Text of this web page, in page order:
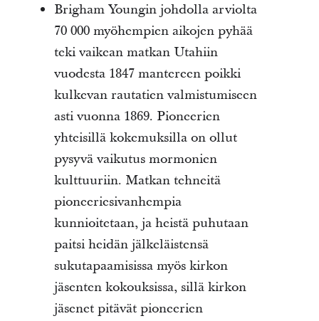
Brigham Youngin johdolla arviolta
70 000 myöhempien aikojen pyhää
teki vaikean matkan Utahiin
vuodesta 1847 mantereen poikki
kulkevan rautatien valmistumiseen
asti vuonna 1869. Pioneerien
yhteisillä kokemuksilla on ollut
pysyvä vaikutus mormonien
kulttuuriin. Matkan tehneitä
pioneeriesivanhempia
kunnioitetaan, ja heistä puhutaan
paitsi heidän jälkeläistensä
sukutapaamisissa myös kirkon
jäsenten kokouksissa, sillä kirkon
jäsenet pitävät pioneerien